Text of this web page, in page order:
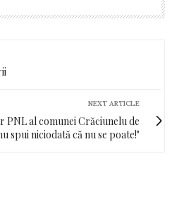
NEXT ARTICLE
PNL al comunei Crăciunelu de
spui niciodată că nu se poate!"